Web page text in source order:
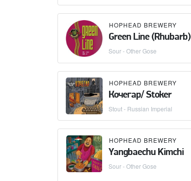
HOPHEAD BREWERY
Green Line (Rhubarb)
Sour - Other Gose
HOPHEAD BREWERY
Кочегар/ Stoker
Stout - Russian Imperial
HOPHEAD BREWERY
Yangbaechu Kimchi
Sour - Other Gose